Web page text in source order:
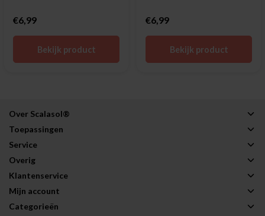
€6,99
Bekijk product
€6,99
Bekijk product
Over Scalasol®
Toepassingen
Service
Overig
Klantenservice
Mijn account
Categorieën